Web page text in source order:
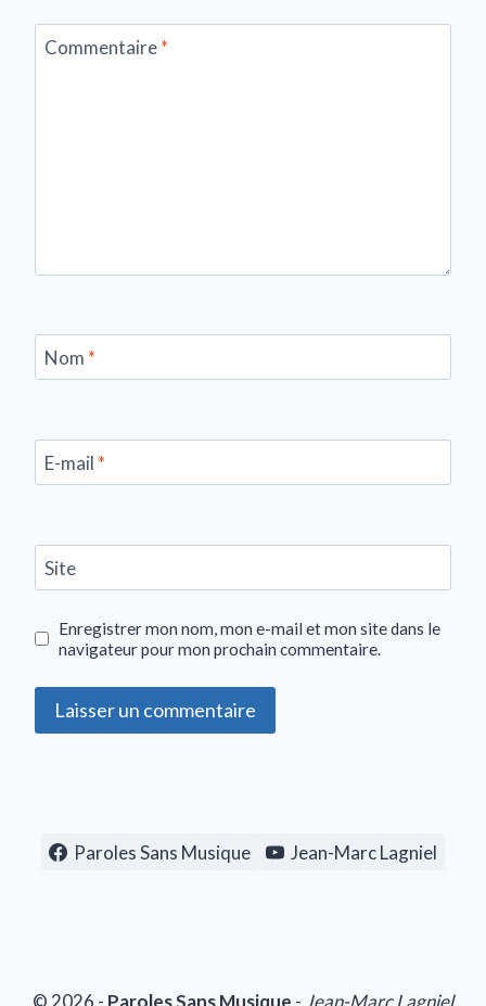
Commentaire*
Nom *
E-mail *
Site
Enregistrer mon nom, mon e-mail et mon site dans le
navigateur pour mon prochain commentaire.
Paroles Sans Musique Jean-Marc Lagniel
© 2026 - Paroles Sans Musique - Jean-Marc Lagniel